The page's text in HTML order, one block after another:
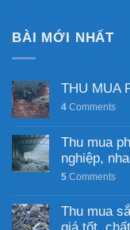
BÀI MỚI NHẤT
THU MUA
4 Comments
Thu mua
nghiệp,
5 Comments
Thu mua